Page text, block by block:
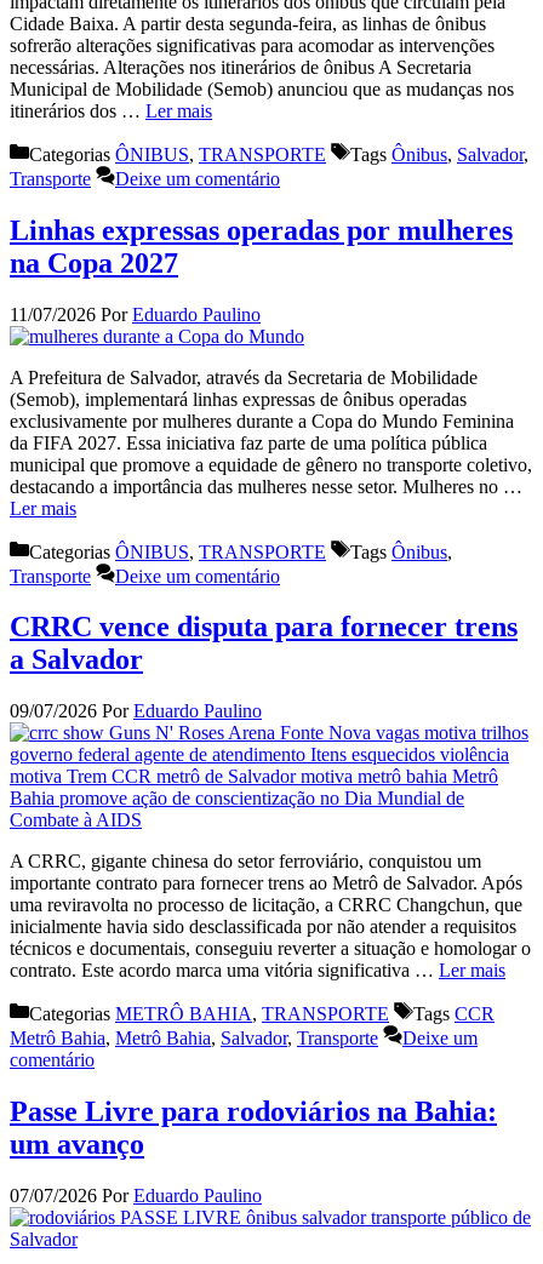
Cidade Baixa. A partir desta segunda-feira, as linhas de ônibus
sofrerão alterações significativas para acomodar as intervenções
necessárias. Alterações nos itinerários de ônibus A Secretaria
Municipal de Mobilidade (Semob) anunciou que as mudanças nos
itinerários dos … Ler mais
Categorias ÔNIBUS, TRANSPORTE Tags Ônibus, Salvador,
Transporte
Deixe um comentário
Linhas expressas operadas por mulheres
na Copa 2027
11/07/2026 PorEduardo Paulino
A Prefeitura de Salvador, através da Secretaria de Mobilidade
(Semob), implementará linhas expressas de ônibus operadas
exclusivamente por mulheres durante a Copa do Mundo Feminina
da FIFA 2027. Essa iniciativa faz parte de uma política pública
municipal que promove a equidade de gênero no transporte coletivo,
destacando a importância das mulheres nesse setor. Mulheres no …
Ler mais
Categorias ÔNIBUS, TRANSPORTE Tags Ônibus,
Transporte
Deixe um comentário
CRRC vence disputa para fornecer trens
a Salvador
09/07/2026 PorEduardo Paulino
A CRRC, gigante chinesa do setor ferroviário, conquistou um
importante contrato para fornecer trens ao Metrô de Salvador. Após
uma reviravolta no processo de licitação, a CRRC Changchun, que
inicialmente havia sido desclassificada por não atender a requisitos
técnicos e documentais, conseguiu reverter a situação e homologar o
contrato. Este acordo marca uma vitória significativa … Ler mais
Categorias METRÔ BAHIA, TRANSPORTE Tags CCR
Metrô Bahia, Metrô Bahia, Salvador, Transporte
Deixe um
comentário
Passe Livre para rodoviários na Bahia:
um avanço
07/07/2026 PorEduardo Paulino